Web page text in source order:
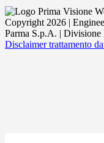
Copyright 2026 |
Parma S.p.A. |
Disclaimer trattamento